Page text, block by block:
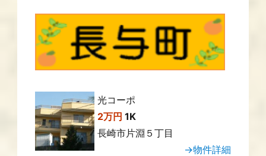
光コーポ
2万円 1K
長崎市片淵５丁目
→物件詳細